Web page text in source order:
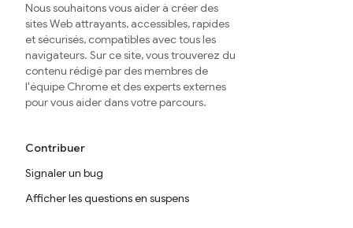
Nous souhaitons vous aider à créer des
sites Web attrayants, accessibles, rapides
et sécurisés, compatibles avec tous les
navigateurs. Sur ce site, vous trouverez du
contenu rédigé par des membres de
l'équipe Chrome et des experts externes
pour vous aider dans votre parcours.
Contribuer
Signaler un bug
Afficher les questions en suspens